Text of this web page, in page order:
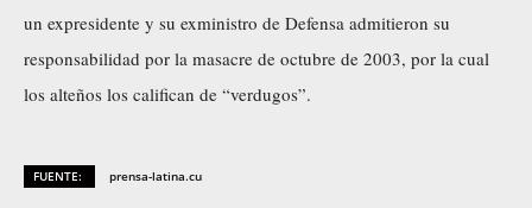
un expresidente y su exministro de Defensa admitieron su
responsabilidad por la masacre de octubre de 2003, por la cual
los alteños los califican de “verdugos”.
FUENTE: prensa-latina.cu